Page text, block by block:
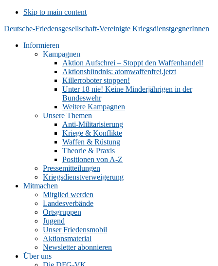
Skip to main content
Deutsche-Friedensgesellschaft-Vereinigte KriegsdienstgegnerInnen
Informieren
Kampagnen
Aktion Aufschrei – Stoppt den Waffenhandel!
Aktionsbündnis: atomwaffenfrei.jetzt
Killerroboter stoppen!
Unter 18 nie! Keine Minderjährigen in der
Bundeswehr
Weitere Kampagnen
Unsere Themen
Anti-Militarisierung
Kriege & Konflikte
Waffen & Rüstung
Theorie & Praxis
Positionen von A-Z
Pressemitteilungen
Kriegsdienstverweigerung
Mitmachen
Mitglied werden
Landesverbände
Ortsgruppen
Jugend
Unser Friedensmobil
Aktionsmaterial
Newsletter abonnieren
Über uns